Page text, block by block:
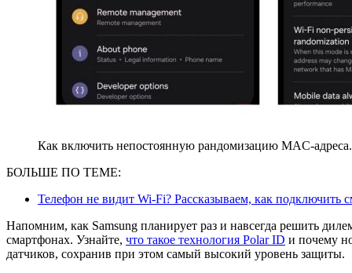
Как включить непостоянную рандомизацию MAC-
БОЛЬШЕ ПО ТЕМЕ:
Телефон не видит Wi-Fi? Рассказываем, как подключить
Напомним, как Samsung планирует раз и навсегда решить
смартфонах. Узнайте, что такое технология Polar ID и почему
датчиков, сохранив при этом самый высокий уровень защиты.